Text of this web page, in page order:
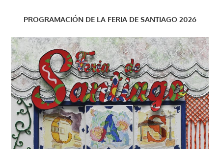
PROGRAMACIÓN DE LA FERIA DE SANTIAGO 2026